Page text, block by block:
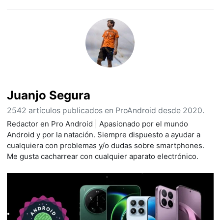
Juanjo Segura
2542 artículos publicados en ProAndroid desde 2020.
Redactor en Pro Android | Apasionado por el mundo
Android y por la natación. Siempre dispuesto a ayudar a
cualquiera con problemas y/o dudas sobre smartphones.
Me gusta cacharrear con cualquier aparato electrónico.